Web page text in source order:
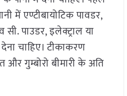
में एण्टीबायोटिक पावडर,
पाउडर, इलेक्ट्राल या
चाहिए। टीकाकरण
गुम्बोरो बीमारी के अति